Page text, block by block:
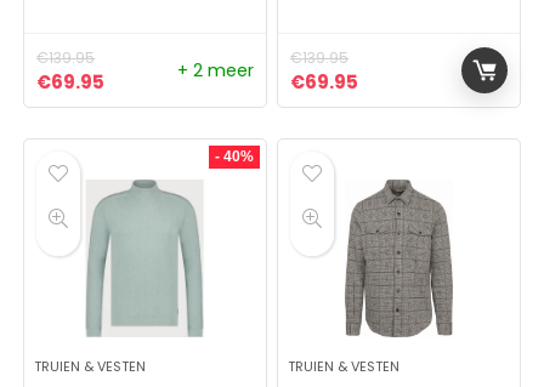
€139.95
Oorspronkelijke prijs was: €139.95.
€69.95 Huidige prijs is: €69.95.
+ 2 meer
€139.95
Oorspronkelijke prijs was:
€69.95 Huidige prijs is:
- 40%
TRUIEN & VESTEN TRUIEN & VESTEN